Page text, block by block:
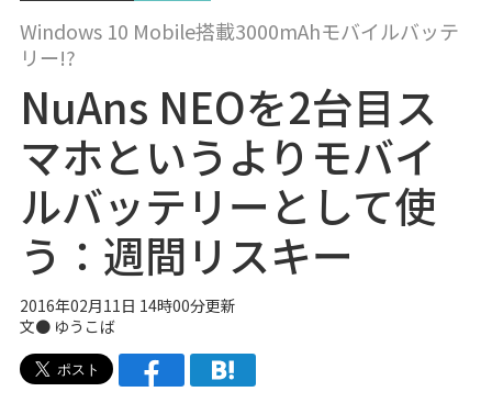
n
Windows 10 Mobile搭載3000mAhモバイルバッテ
リー!?
NuAns NEOを2台目ス
マホというよりモバイ
ルバッテリーとして使
う：週間リスキー
2016年02月11日 14時00分更新
文● ゆうこば